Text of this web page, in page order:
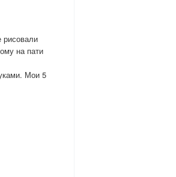
рисовали
на пати
Мои 5